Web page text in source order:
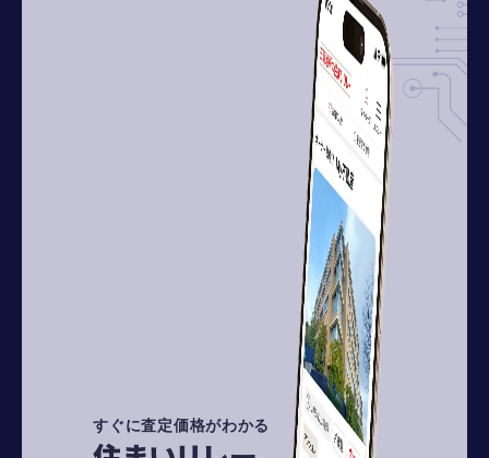
すぐに査定価格がわかる